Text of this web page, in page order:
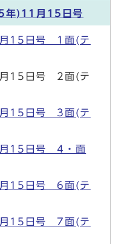
年)11月15日号
15日号 1面(テ
15日号 2面(テ
15日号 3面(テ
15日号 4・面
15日号 6面(テ
15日号 7面(テ